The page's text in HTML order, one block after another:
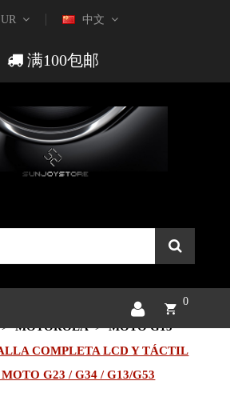
中文
满100包邮
0
MOTOROLA
MOTO G13
COMPLETA LCD Y TÁCTIL
G23 / G34 / G13/G53